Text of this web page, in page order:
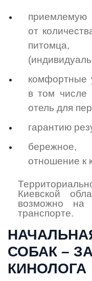
приемлемую
от
питомца,
комфортные
в том числе
отель для
гарантию
отношение к
Киевской
возможно на
транспорте.
СОБАК –
КИНОЛОГА